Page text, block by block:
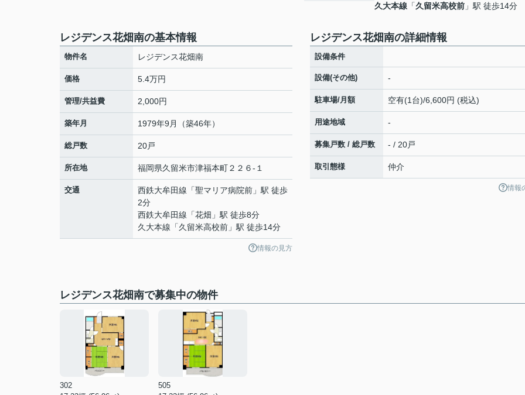
久大本線 「久留米高校前 」駅 徒歩14分
レジデンス花畑南の基本情報
物件名 レジデンス花畑南
価格 5.4万円
管理/共益費 2,000円
築年月 1979年9月（築46年）
総戸数 20戸
所在地 福岡県久留米市津福本町２２６-１
交通 西鉄大牟田線 「聖マリア病院前 」駅 徒歩
2分
西鉄大牟田線 「花畑 」駅 徒歩8分
久大本線 「久留米高校前 」駅 徒歩14分
情報の見方
レジデンス花畑南の詳細情報
設備条件
設備(その他) -
駐車場/月額 空有(1台)/6,600円 (税込)
用途地域 -
募集戸数 / 総戸数 - / 20戸
取引態様 仲介
情報
レジデンス花畑南で募集中の物件
302
505